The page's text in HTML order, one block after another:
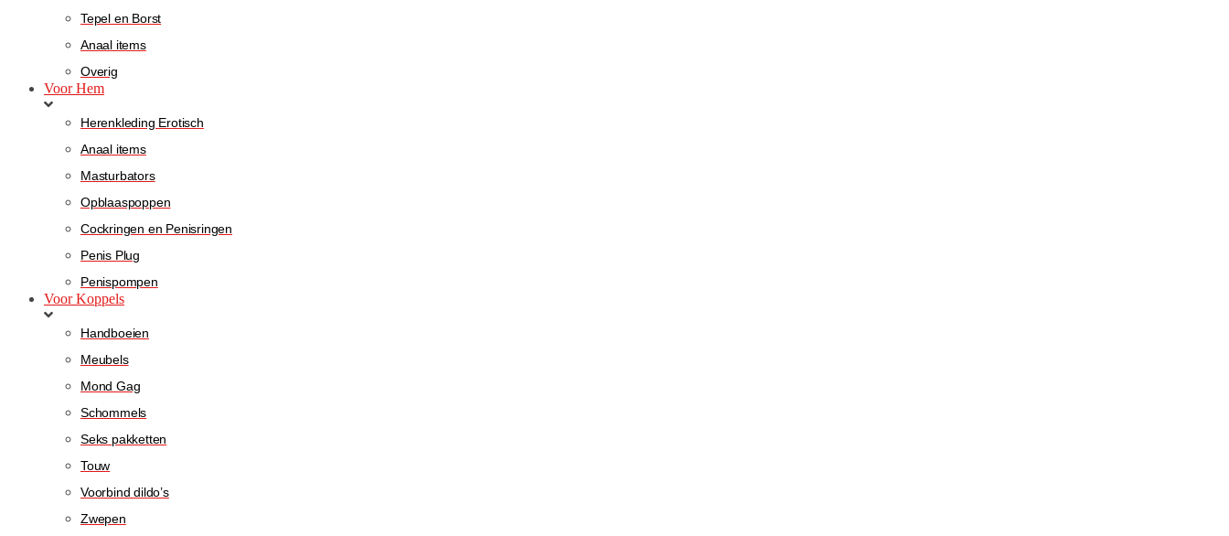
Tepel en Borst
Anaal items
Overig
Voor Hem
Herenkleding Erotisch
Anaal items
Masturbators
Opblaaspoppen
Cockringen en Penisringen
Penis Plug
Penispompen
Voor Koppels
Handboeien
Meubels
Mond Gag
Schommels
Seks pakketten
Touw
Voorbind dildo’s
Zwepen